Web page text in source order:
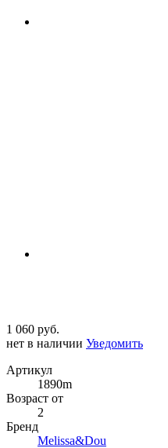
1 060 руб.
нет в наличии Уведомить
Артикул
1890m
Возраст от
2
Бренд
Melissa&Dou